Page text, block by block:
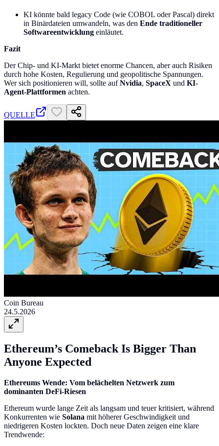
KI könnte bald legacy Code (wie COBOL oder Pascal) direkt
in Binärdateien umwandeln, was den Ende traditioneller
Softwareentwicklung einläutet.
Fazit
Der Chip- und KI-Markt bietet enorme Chancen, aber auch Risiken
durch hohe Kosten, Regulierung und geopolitische Spannungen.
Wer sich positionieren will, sollte aufNvidia, SpaceX und KI-
Agent-Plattformen achten.
QUELLE
Coin Bureau
24.5.2026
Ethereum’s Comeback Is Bigger Than
Anyone Expected
Ethereums Wende: Vom belächelten Netzwerk zum
dominanten DeFi-Riesen
Ethereum wurde lange Zeit als langsam und teuer kritisiert, während
Konkurrenten wie Solana mit höherer Geschwindigkeit und
niedrigeren Kosten lockten. Doch neue Daten zeigen eine klare
Trendwende: